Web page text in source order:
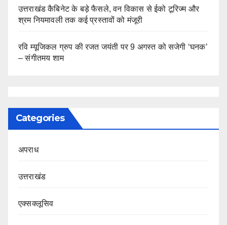
उत्तराखंड कैबिनेट के बड़े फैसले, वन विकास से ईको टूरिज्म और
श्रम नियमावली तक कई प्रस्तावों को मंजूरी
रवि म्यूजिकल ग्रुप की रजत जयंती पर 9 अगस्त को सजेगी ‘घनक’
– संगीतमय शाम
Categories
अपराध
उत्तराखंड
एक्सक्लूसिव